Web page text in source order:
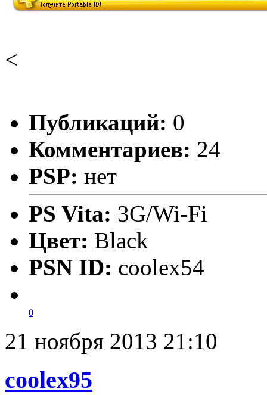
<
Публикаций: 0
Комментариев: 24
PSP: нет
PS Vita: 3G/Wi-Fi
Цвет: Black
PSN ID: coolex54
0
21 ноября 2013 21:10
coolex95